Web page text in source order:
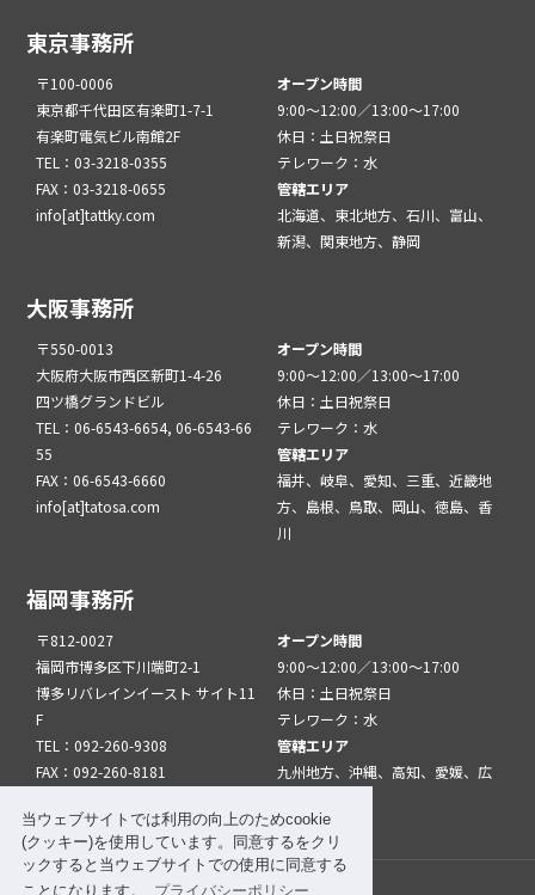
当ウェブサイトでは利用の向上のためcookie
(クッキー)を使用しています。同意するをクリ
ックすると当ウェブサイトでの使用に同意する
ことになります。
プライバシーポリシー
東京事務所
〒100-0006
東京都千代田区有楽町1-7-1
有楽町電気ビル南館2F
TEL：03-3218-0355
FAX：03-3218-0655
info[at]tattky.com
オープン時間
9:00～12:00／13:00～17:00
休日：土日祝祭日
テレワーク：水
管轄エリア
北海道、東北地方、石川、富山、
新潟、関東地方、静岡
大阪事務所
〒550-0013
大阪府大阪市西区新町1-4-26
四ツ橋グランドビル
TEL：06-6543-6654, 06-6543-66
55
FAX：06-6543-6660
info[at]tatosa.com
オープン時間
9:00～12:00／13:00～17:00
休日：土日祝祭日
テレワーク：水
管轄エリア
福井、岐阜、愛知、三重、近畿地
方、島根、鳥取、岡山、徳島、香
川
福岡事務所
〒812-0027
福岡市博多区下川端町2-1
博多リバレインイースト サイト11
F
TEL：092-260-9308
FAX：092-260-8181
オープン時間
9:00～12:00／13:00～17:00
休日：土日祝祭日
テレワーク：水
管轄エリア
九州地方、沖縄、高知、愛媛、広